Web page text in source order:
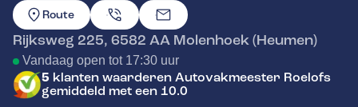
GA NAAR DE HOMEPAGINA
Route
Rijksweg 225, 6582 AA Molenhoek (Heumen)
Vandaag open tot 17:30 uur
5 klanten waarderen Autovakmeester Roelofs
gemiddeld met een 10.0